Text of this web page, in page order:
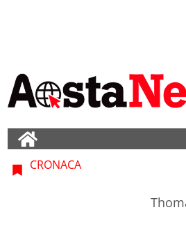
CRONACA